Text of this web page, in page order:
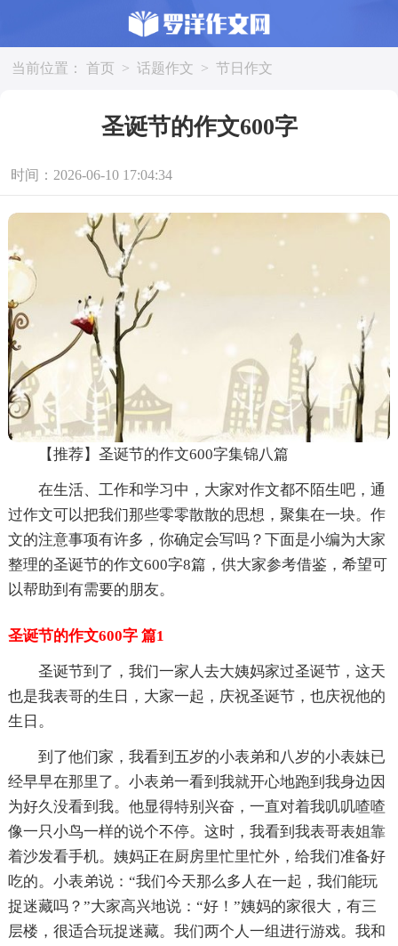
当前位置： 首页 > 话题作文 > 节日作文
圣诞节的作文600字
时间：2026-06-10 17:04:34
【推荐】圣诞节的作文600字集锦八篇
在生活、工作和学习中，大家对作文都不陌生吧，通
过作文可以把我们那些零零散散的思想，聚集在一块。作
文的注意事项有许多，你确定会写吗？下面是小编为大家
整理的圣诞节的作文600字8篇，供大家参考借鉴，希望可
以帮助到有需要的朋友。
圣诞节的作文600字 篇1
圣诞节到了，我们一家人去大姨妈家过圣诞节，这天
也是我表哥的生日，大家一起，庆祝圣诞节，也庆祝他的
生日。
到了他们家，我看到五岁的小表弟和八岁的小表妹已
经早早在那里了。小表弟一看到我就开心地跑到我身边因
为好久没看到我。他显得特别兴奋，一直对着我叽叽喳喳
像一只小鸟一样的说个不停。这时，我看到我表哥表姐靠
着沙发看手机。姨妈正在厨房里忙里忙外，给我们准备好
吃的。小表弟说：“我们今天那么多人在一起，我们能玩
捉迷藏吗？”大家高兴地说：“好！”姨妈的家很大，有三
层楼，很适合玩捉迷藏。我们两个人一组进行游戏。我和